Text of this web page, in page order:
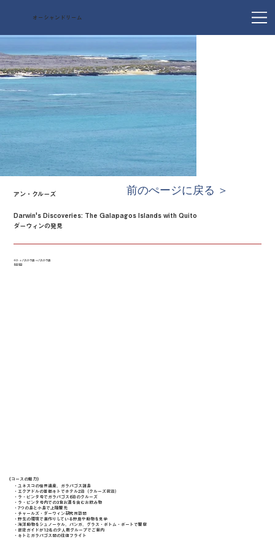
オーシャンドリーム
《​コースの魅力》
・ユネスコの世界遺産、ガラパゴス諸島
・エクアドルの首都キトでホテル2泊（クルーズ前泊）
・ラ・ピンタ号でガラパゴス6泊のクルーズ
・ラ・ピンタ号内での3食お酒を含むお飲み物
・7つの島と小島で上陸観光
・チャールズ・ダーウィン研究所訪問
・野生の環境で巣作りしている野鳥や動物を見学
・海洋動物をシュノーケル、パンガ、グラス・ボトム・ボートで観察
・認定ガイドが12名の少人数グループでご案内
・キトとガラパゴス間の往復フライト
アン・クルーズ
Darwin's Discoveries: The Galapagos Islands with Quito
ダーウィンの発見
キト ＋ バルトラ島 → バルトラ島
8泊9日
前のぺージに戻る ＞